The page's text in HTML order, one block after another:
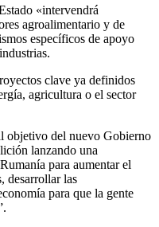
«intervendrá
agroalimentario y de
específicos de apoyo
clave ya definidos
agricultura o el sector
objetivo del nuevo Gobierno
lanzando una
para aumentar el
desarrollar las
para que la gente